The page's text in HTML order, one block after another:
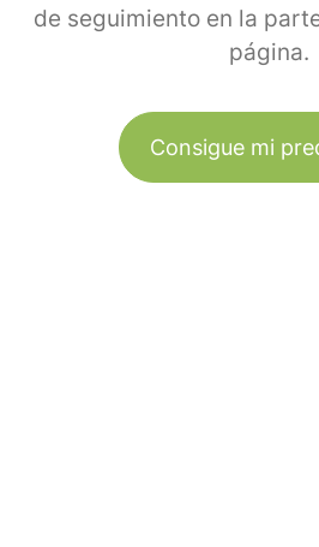
de seguimiento en la
página.
Consigue mi